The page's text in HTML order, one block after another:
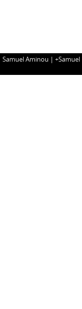
Samuel Aminou | +Samuel